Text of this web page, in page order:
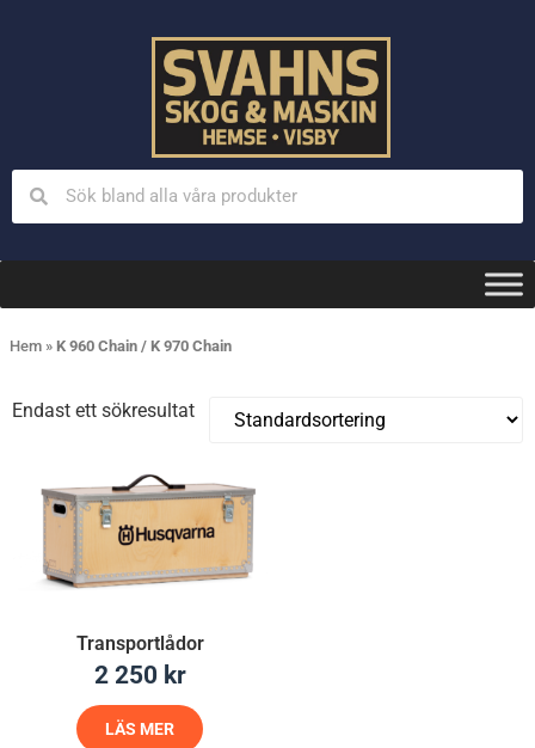
Hem » K 960 Chain / K 970 Chain
Endast ett sökresultat
Transportlådor
2 250 kr
LÄS MER